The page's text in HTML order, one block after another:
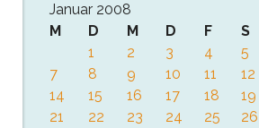
Januar 2008
M
D M D F S
1
2 3 4 5
7
8 9 10 11 12
14
15 16 17 18 19
21
22 23 24 25 26